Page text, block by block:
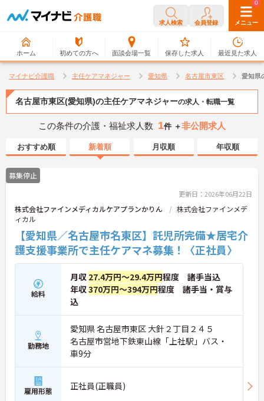
求人検索 会員登録 メニュー
ホーム 初めての方へ 面談会場一覧
0
保存した求人
0
最近見た求人
マイナビ介護職 主任ケアマネジャー 愛知県 名古屋市東区 愛知県
名古屋市東区(愛知県)の主任ケアマネジャーの求人・転職一覧
この条件の介護・福祉求人数 1件 ＋非公開求人
おすすめ順 新着順 月収順 年収順
募集停止
更新日：2026年06月22日
株式会社ファインメディカルケアプランかりん
株式会社ファインメデ
ィカル
【愛知県／名古屋市名東区】託児所完備★居宅介
護支援事業所で主任ケアマネ募集！〈正社員〉
給料
月収 27.4万円～29.4万円程度 諸手当込
年収370万円～394万円程度 諸手当・賞与
込
勤務地
愛知県 名古屋市東区 大針２丁目２４５
名古屋市営地下鉄東山線「上社駅」バス・
車9分
雇用形態 正社員(正職員)